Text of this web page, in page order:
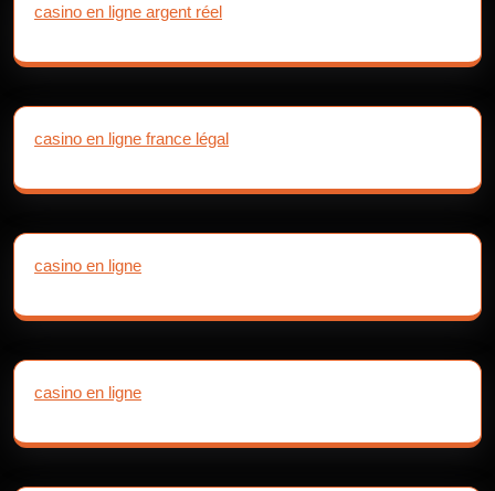
casino en ligne argent réel
casino en ligne france légal
casino en ligne
casino en ligne